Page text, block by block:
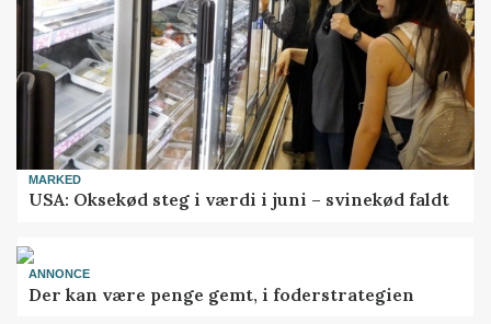
MARKED
USA: Oksekød steg i værdi i juni – svinekød faldt
ANNONCE
Der kan være penge gemt, i foderstrategien